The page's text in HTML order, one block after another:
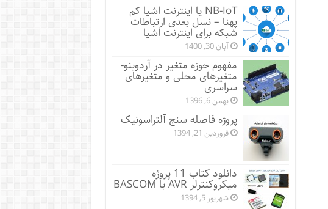
NB-IoT یا اینترنت اشیا کم
پهنا – نسل بعدی ارتباطات
شبکه برای اینترنت اشیا
آبان 30, 1400
مفهوم حوزه متغیر در آردوینو-
متغیرهای محلی و متغیرهای
سراسری
بهمن 6, 1396
پروژه فاصله سنج آلتراسونیک
فروردین 21, 1394
دانلود کتاب 11 پروژه
میکروکنترلر AVR با BASCOM
شهریور 5, 1394